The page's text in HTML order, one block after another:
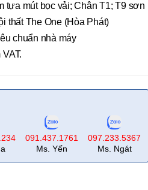
tựa mút bọc vải; Chân T1; T9 sơn
thất The One (Hòa Phát)
chuẩn nhà máy
091.437.1761
Ms. Yến
097.233.5367
Ms. Ngát